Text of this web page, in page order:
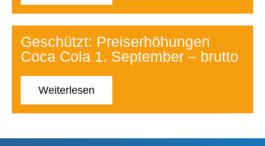
Geschützt: Preiserhöhungen
Coca Cola 1. September – brutto
Weiterlesen